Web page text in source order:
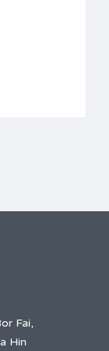
Fai,
Hin